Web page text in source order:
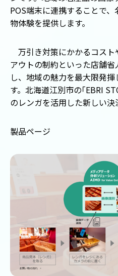
POS端末に連携することで
物体験を提供します。
万引き対策にかかるコスト
アウトの制約といった店舗
し、地域の魅力を最大限発
す。北海道江別市の「EBRI
のレンガを活用した新しい決
製品ページ